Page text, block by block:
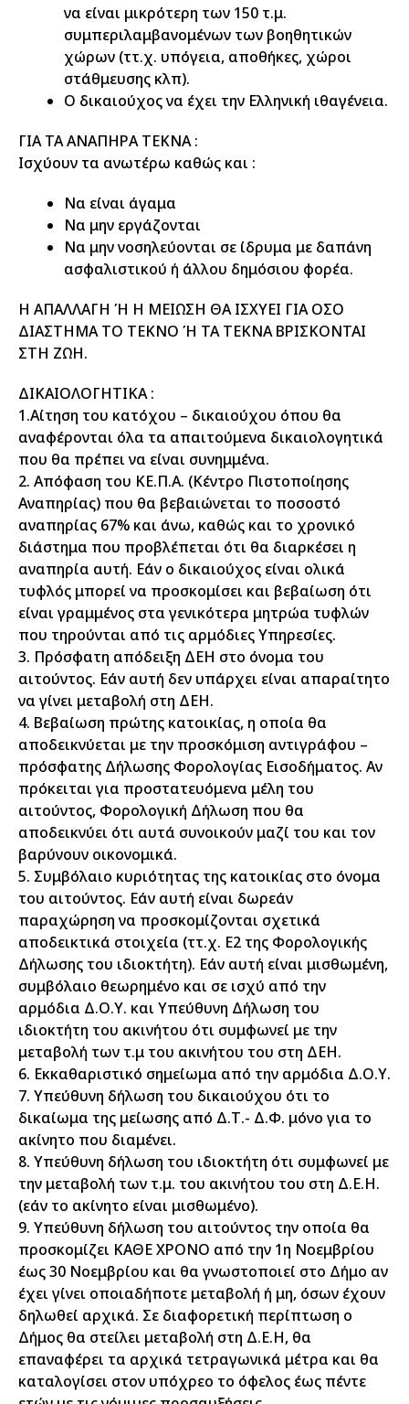
να είναι μικρότερη των 150 τ.μ.
συμπεριλαμβανομένων των βοηθητικών
χώρων (ττ.χ. υπόγεια, αποθήκες, χώροι
στάθμευσης κλπ).
Ο δικαιούχος να έχει την Ελληνική ιθαγένεια.
ΓΙΑ ΤΑ ΑΝΑΠΗΡΑ ΤΕΚΝΑ :
Ισχύουν τα ανωτέρω καθώς και :
Να είναι άγαμα
Να μην εργάζονται
Να μην νοσηλεύονται σε ίδρυμα με δαπάνη
ασφαλιστικού ή άλλου δημόσιου φορέα.
Η ΑΠΑΛΛΑΓΗ Ή Η ΜΕΙΩΣΗ ΘΑ ΙΣΧΥΕΙ ΓΙΑ ΟΣΟ
ΔΙΑΣΤΗΜΑ ΤΟ ΤΕΚΝΟ Ή ΤΑ ΤΕΚΝΑ ΒΡΙΣΚΟΝΤΑΙ
ΣΤΗ ΖΩΗ.
ΔΙΚΑΙΟΛΟΓΗΤΙΚΑ :
1.Αίτηση του κατόχου – δικαιούχου όπου θα
αναφέρονται όλα τα απαιτούμενα δικαιολογητικά
που θα πρέπει να είναι συνημμένα.
2. Απόφαση του ΚΕ.Π.Α. (Κέντρο Πιστοποίησης
Αναπηρίας) που θα βεβαιώνεται το ποσοστό
αναπηρίας 67% και άνω, καθώς και το χρονικό
διάστημα που προβλέπεται ότι θα διαρκέσει η
αναπηρία αυτή. Εάν ο δικαιούχος είναι ολικά
τυφλός μπορεί να προσκομίσει και βεβαίωση ότι
είναι γραμμένος στα γενικότερα μητρώα τυφλών
που τηρούνται από τις αρμόδιες Υπηρεσίες.
3. Πρόσφατη απόδειξη ΔΕΗ στο όνομα του
αιτούντος. Εάν αυτή δεν υπάρχει είναι απαραίτητο
να γίνει μεταβολή στη ΔΕΗ.
4. Βεβαίωση πρώτης κατοικίας, η οποία θα
αποδεικνύεται με την προσκόμιση αντιγράφου –
πρόσφατης Δήλωσης Φορολογίας Εισοδήματος. Αν
πρόκειται για προστατευόμενα μέλη του
αιτούντος, Φορολογική Δήλωση που θα
αποδεικνύει ότι αυτά συνοικούν μαζί του και τον
βαρύνουν οικονομικά.
5. Συμβόλαιο κυριότητας της κατοικίας στο όνομα
του αιτούντος. Εάν αυτή είναι δωρεάν
παραχώρηση να προσκομίζονται σχετικά
αποδεικτικά στοιχεία (ττ.χ. Ε2 της Φορολογικής
Δήλωσης του ιδιοκτήτη). Εάν αυτή είναι μισθωμένη,
συμβόλαιο θεωρημένο και σε ισχύ από την
αρμόδια Δ.Ο.Υ. και Υπεύθυνη Δήλωση του
ιδιοκτήτη του ακινήτου ότι συμφωνεί με την
μεταβολή των τ.μ του ακινήτου του στη ΔΕΗ.
6. Εκκαθαριστικό σημείωμα από την αρμόδια Δ.Ο.Υ.
7. Υπεύθυνη δήλωση του δικαιούχου ότι το
δικαίωμα της μείωσης από Δ.Τ.- Δ.Φ. μόνο για το
ακίνητο που διαμένει.
8. Υπεύθυνη δήλωση του ιδιοκτήτη ότι συμφωνεί με
την μεταβολή των τ.μ. του ακινήτου του στη Δ.Ε.Η.
(εάν το ακίνητο είναι μισθωμένο).
9. Υπεύθυνη δήλωση του αιτούντος την οποία θα
προσκομίζει ΚΑΘΕ ΧΡΟΝΟ από την 1η Νοεμβρίου
έως 30 Νοεμβρίου και θα γνωστοποιεί στο Δήμο αν
έχει γίνει οποιαδήποτε μεταβολή ή μη, όσων έχουν
δηλωθεί αρχικά. Σε διαφορετική περίπτωση ο
Δήμος θα στείλει μεταβολή στη Δ.Ε.Η, θα
επαναφέρει τα αρχικά τετραγωνικά μέτρα και θα
καταλογίσει στον υπόχρεο το όφελος έως πέντε